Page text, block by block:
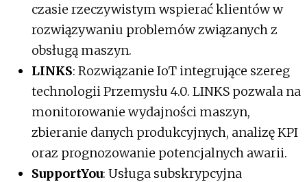
czasie rzeczywistym wspierać klientów w
rozwiązywaniu problemów związanych z
obsługą maszyn.
LINKS: Rozwiązanie IoT integrujące szereg
technologii Przemysłu 4.0. LINKS pozwala na
monitorowanie wydajności maszyn,
zbieranie danych produkcyjnych, analizę KPI
oraz prognozowanie potencjalnych awarii.
SupportYou: Usługa subskrypcyjna